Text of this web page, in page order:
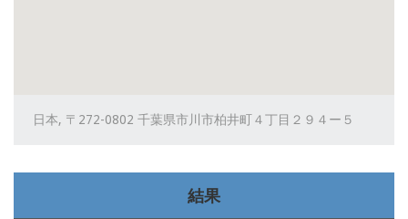
日本, 〒272-0802 千葉県市川市柏井町４丁目２９４ー５
結果